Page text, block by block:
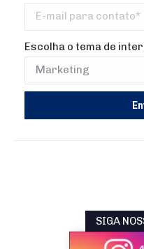
Escolha o tema de
SIGA